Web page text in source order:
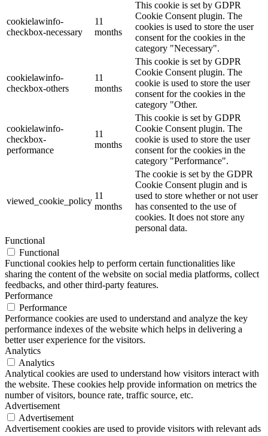
cookielawinfo-
checkbox-necessary
11
months
This cookie is set by GDPR
Cookie Consent plugin. The
cookies is used to store the user
consent for the cookies in the
category "Necessary".
cookielawinfo-
checkbox-others
11
months
This cookie is set by GDPR
Cookie Consent plugin. The
cookie is used to store the user
consent for the cookies in the
category "Other.
cookielawinfo-
checkbox-
performance
11
months
This cookie is set by GDPR
Cookie Consent plugin. The
cookie is used to store the user
consent for the cookies in the
category "Performance".
viewed_cookie_policy
11
months
The cookie is set by the GDPR
Cookie Consent plugin and is
used to store whether or not user
has consented to the use of
cookies. It does not store any
personal data.
Functional
Functional
Functional cookies help to perform certain functionalities like
sharing the content of the website on social media platforms, collect
feedbacks, and other third-party features.
Performance
Performance
Performance cookies are used to understand and analyze the key
performance indexes of the website which helps in delivering a
better user experience for the visitors.
Analytics
Analytics
Analytical cookies are used to understand how visitors interact with
the website. These cookies help provide information on metrics the
number of visitors, bounce rate, traffic source, etc.
Advertisement
Advertisement
Advertisement cookies are used to provide visitors with relevant ads